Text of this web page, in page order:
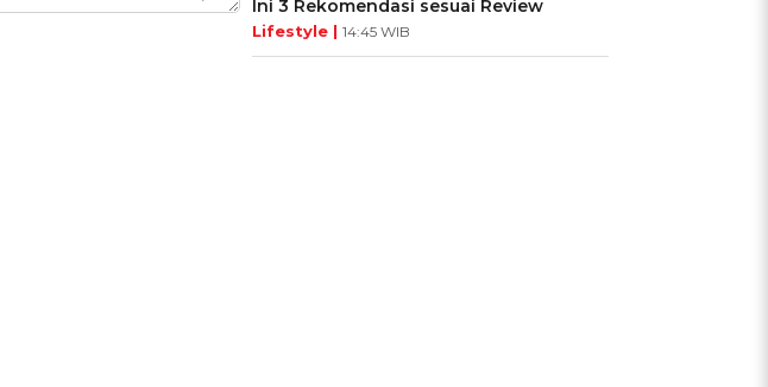
Ini 3 Rekomendasi sesuai Review
Lifestyle | 14:45 WIB